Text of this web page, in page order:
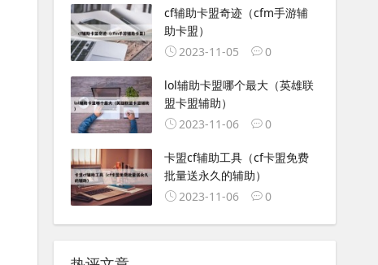
cf辅助卡盟奇迹（cfm手游辅
助卡盟）
2023-11-05
0
lol辅助卡盟哪个最大（英雄联
盟卡盟辅助）
2023-11-06
0
卡盟cf辅助工具（cf卡盟免费
批量送永久的辅助）
2023-11-06
0